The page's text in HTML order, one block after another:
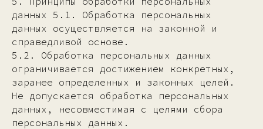
данных 5.1. Обработка персональных
данных осуществляется на законной и
справедливой основе.
5.2. Обработка персональных данных
ограничивается достижением конкретных,
заранее определенных и законных целей.
Не допускается обработка персональных
данных, несовместимая с целями сбора
персональных данных.